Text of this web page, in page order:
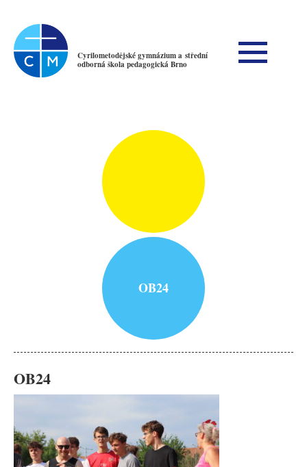
Cyrilometodějské gymnázium a střední
odborná škola pedagogická Brno
OB24
OB24